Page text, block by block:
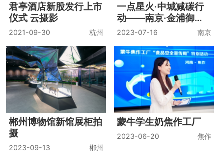
君亭酒店新股发行上市
仪式 云摄影
2021-09-30 杭州
一点星火·中城减碳行
动——南京·金浦御龙
湾站
2023-07-16 南京
郴州博物馆新馆展柜拍
摄
2023-09-13 郴州
蒙牛学生奶焦作工厂
2023-06-20 焦作